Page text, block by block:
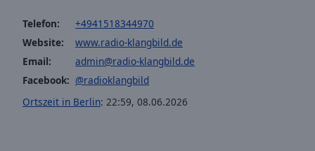
Background
Telefon:
+4941518344970
Website:
www.radio-klangbild.de
Email:
admin@radio-klangbild.de
Facebook: @radioklangbild
Ortszeit in Berlin: 22:59, 08.06.2026